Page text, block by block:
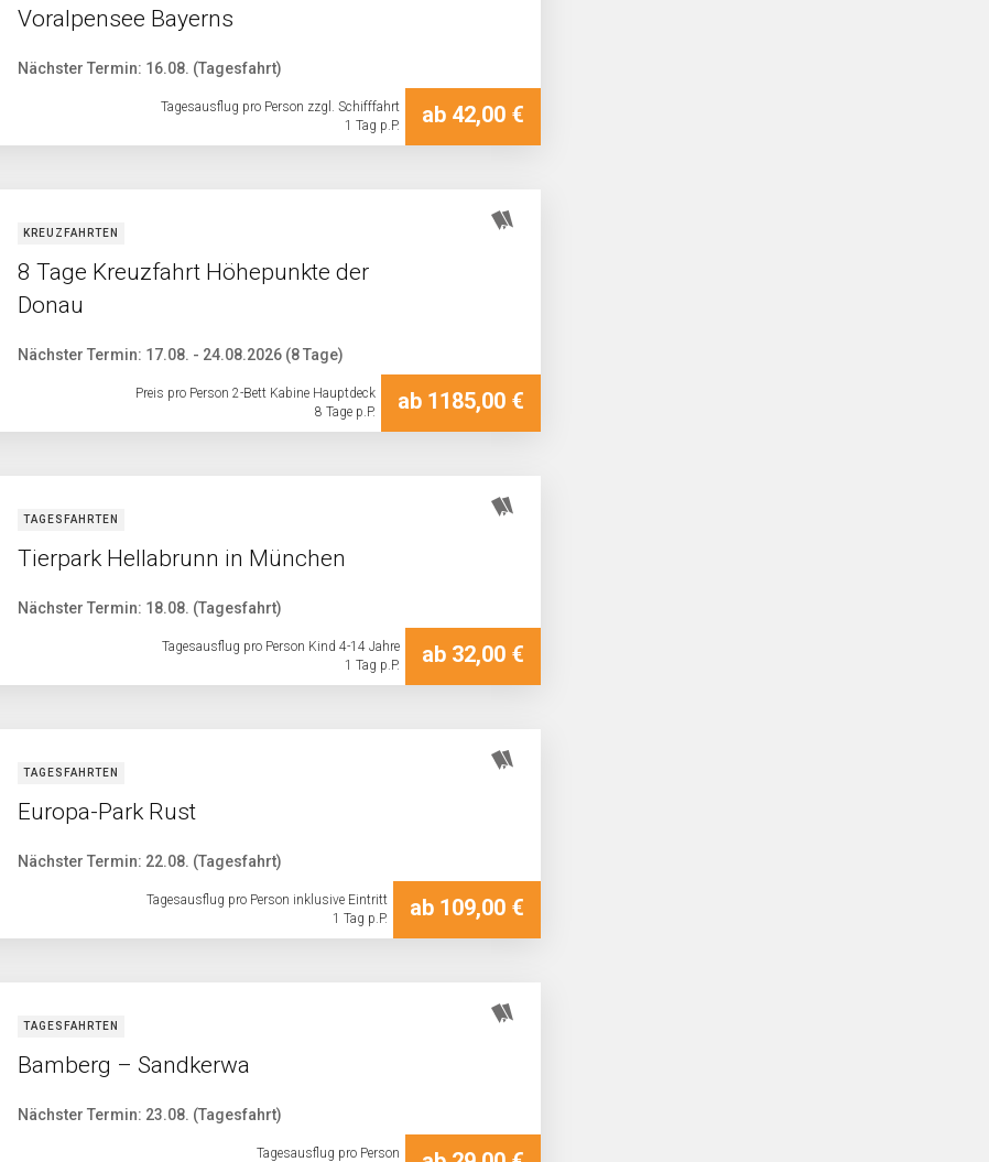
Voralpensee Bayerns
Nächster Termin: 16.08. (Tagesfahrt)
Tagesausflug pro Person zzgl. Schifffahrt
1 Tag p.P.
ab 42,00 €
KREUZFAHRTEN
8 Tage Kreuzfahrt Höhepunkte der
Donau
Nächster Termin: 17.08. - 24.08.2026 (8 Tage)
Preis pro Person 2-Bett Kabine Hauptdeck
8 Tage p.P.
ab 1185,00 €
TAGESFAHRTEN
Tierpark Hellabrunn in München
Nächster Termin: 18.08. (Tagesfahrt)
Tagesausflug pro Person Kind 4-14 Jahre
1 Tag p.P.
ab 32,00 €
TAGESFAHRTEN
Europa-Park Rust
Nächster Termin: 22.08. (Tagesfahrt)
Tagesausflug pro Person inklusive Eintritt
1 Tag p.P.
ab 109,00 €
TAGESFAHRTEN
Bamberg – Sandkerwa
Nächster Termin: 23.08. (Tagesfahrt)
Tagesausflug pro Person